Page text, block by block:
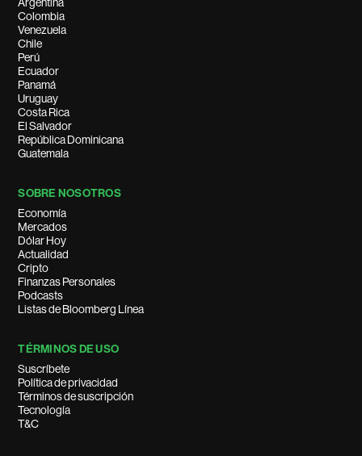
Colombia
Venezuela
Chile
Perú
Ecuador
Panamá
Uruguay
Costa Rica
El Salvador
República Dominicana
Guatemala
SOBRE NOSOTROS
Economía
Mercados
Dólar Hoy
Actualidad
Cripto
Finanzas Personales
Podcasts
Listas de Bloomberg Línea
TÉRMINOS DE USO
Suscríbete
Política de privacidad
Términos de suscripción
Tecnología
T&C